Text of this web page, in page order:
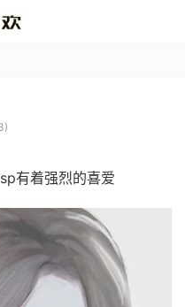
)
有着强烈的喜爱